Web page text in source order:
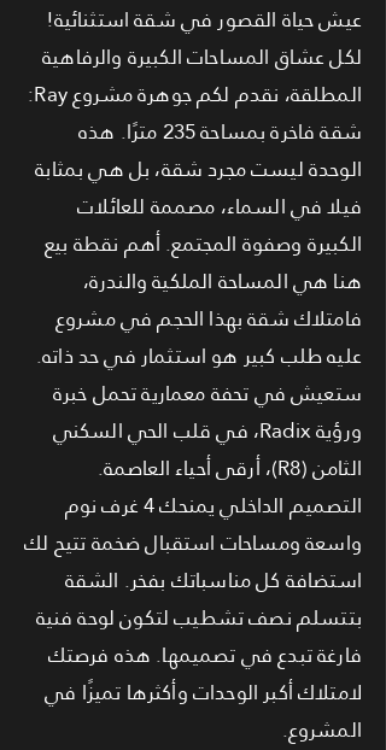
عيش حياة القصور في شقة استثنائية!
لكل عشاق المساحات الكبيرة والرفاهية
المطلقة، نقدم لكم جوهرة مشروع Ray:
شقة فاخرة بمساحة 235 مترًا. هذه
الوحدة ليست مجرد شقة، بل هي بمثابة
فيلا في السماء، مصممة للعائلات
الكبيرة وصفوة المجتمع. أهم نقطة بيع
هنا هي المساحة الملكية والندرة،
فامتلاك شقة بهذا الحجم في مشروع
عليه طلب كبير هو استثمار في حد ذاته.
ستعيش في تحفة معمارية تحمل خبرة
ورؤية Radix، في قلب الحي السكني
الثامن (R8)، أرقى أحياء العاصمة.
التصميم الداخلي يمنحك 4 غرف نوم
واسعة ومساحات استقبال ضخمة تتيح لك
استضافة كل مناسباتك بفخر. الشقة
بتتسلم نصف تشطيب لتكون لوحة فنية
فارغة تبدع في تصميمها. هذه فرصتك
لامتلاك أكبر الوحدات وأكثرها تميزًا في
المشروع.